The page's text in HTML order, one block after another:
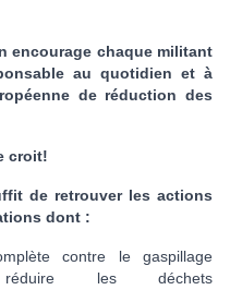
encourage chaque militant
au quotidien et à
de réduction des
croit!
de retrouver les actions
dont :
contre le gaspillage
les déchets